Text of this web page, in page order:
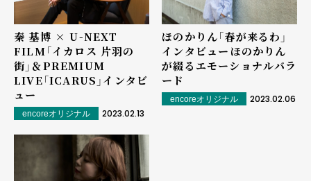
秦 基博 × U-NEXT
FILM「イカロス ⽚⽻の
街」＆PREMIUM
LIVE「ICARUS」インタビ
ュー
encoreオリジナル 2023.02.13
ほのかりん「春が来るわ」
インタビュー――ほのかりん
が綴るエモーショナルバラ
ード
encoreオリジナル 2023.02.06